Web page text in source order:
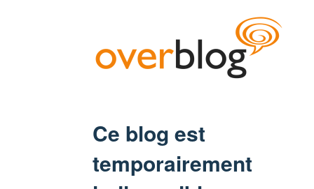
Ce blog est
temporairement